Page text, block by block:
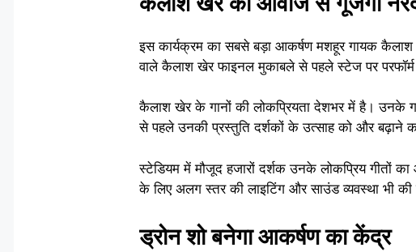
इस कार्यक्रम का सबसे बड़ा आकर्षण मशहूर गायक
वाले कैलाश खेर फाइनल मुकाबले से पहले स्टेज पर
कैलाश खेर के गानों की लोकप्रियता देशभर में है। उनके
से पहले उनकी प्रस्तुति दर्शकों के उत्साह को और बढ़ाने
स्टेडियम में मौजूद हजारों दर्शक उनके लोकप्रिय
के लिए अलग स्तर की लाइटिंग और साउंड व्यवस्था भी की
ड्रोन शो बनेगा आकर्षण का केंद्र